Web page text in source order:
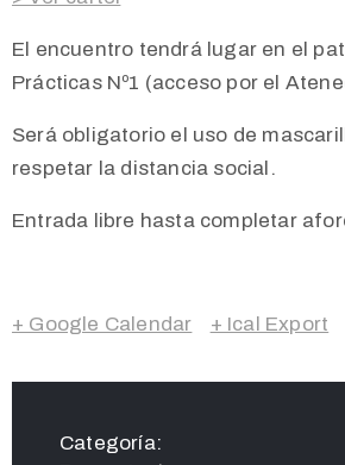
El encuentro tendrá lugar en el
Prácticas Nº1 (acceso por el
Será obligatorio el uso de
respetar la distancia social.
Entrada libre hasta completar
+ Google Calendar + Ical Export
Categoría: